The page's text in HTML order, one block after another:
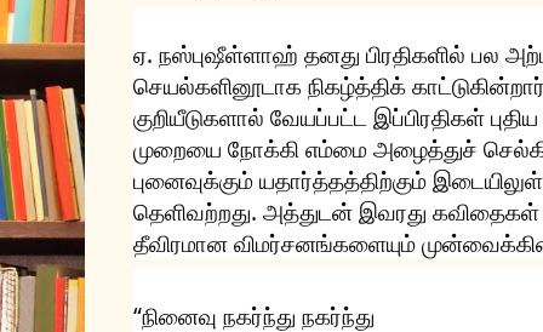
ஏ. நஸ்புஷீள்ளாஹ் தனது பிரதிகளில் பல
செயல்களினூடாக நிகழ்த்திக்
குறியீடுகளால் வேயப்பட்ட இப்பிரதிகள்
முறையை நோக்கி எம்மை அழைத்துச்
புனைவுக்கும் யதார்த்தத்திற்கும்
தெளிவற்றது. அத்துடன் இவரது
தீவிரமான விமர்சனங்களையும்
“நினைவு நகர்ந்து நகர்ந்து